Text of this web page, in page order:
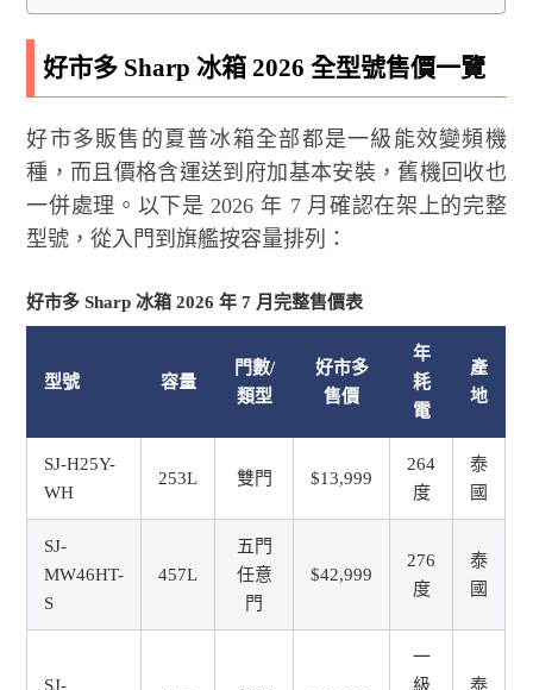
好市多 Sharp 冰箱 2026 全型號售價一覽
好市多販售的夏普冰箱全部都是一級能效變頻機
種，而且價格含運送到府加基本安裝，舊機回收也
一併處理。以下是 2026 年 7 月確認在架上的完整
型號，從入門到旗艦按容量排列：
好市多 Sharp 冰箱 2026 年 7 月完整售價表
型號 容量
門數/
類型
好市多
售價
年
耗
電
產
地
SJ-H25Y-
WH
253L 雙門 $13,999
264
度
泰
國
SJ-
MW46HT-
S
457L
五門
任意
門
$42,999
276
度
泰
國
SJ-
一
級
泰